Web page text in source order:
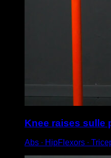
Knee raises sulle
Abs ∙ HipFlexors ∙